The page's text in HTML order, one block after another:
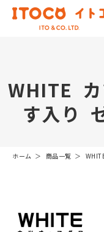
WHITE カ
す入り
ホーム 商品一覧